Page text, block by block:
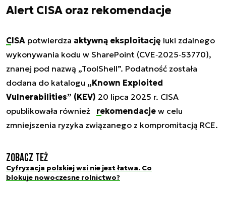
Alert CISA oraz rekomendacje
CISA potwierdza aktywną eksploitację luki zdalnego
wykonywania kodu w SharePoint (CVE‑2025‑53770),
znanej pod nazwą „ToolShell”. Podatność została
dodana do katalogu „Known Exploited
Vulnerabilities” (KEV) 20 lipca 2025 r. CISA
opublikowała również rekomendacje w celu
zmniejszenia ryzyka związanego z kompromitacją RCE.
Zobacz też
Cyfryzacja polskiej wsi nie jest łatwa. Co
blokuje nowoczesne rolnictwo?